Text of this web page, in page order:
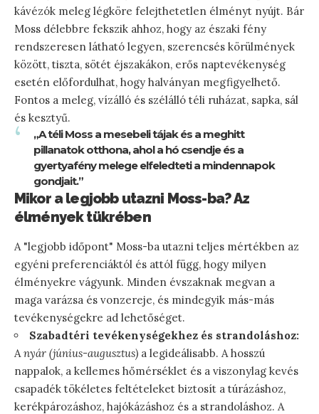
kávézók meleg légköre felejthetetlen élményt nyújt. Bár
Moss délebbre fekszik ahhoz, hogy az északi fény
rendszeresen látható legyen, szerencsés körülmények
között, tiszta, sötét éjszakákon, erős naptevékenység
esetén előfordulhat, hogy halványan megfigyelhető.
Fontos a meleg, vízálló és szélálló téli ruházat, sapka, sál
és kesztyű.
„A téli Moss a mesebeli tájak és a meghitt
pillanatok otthona, ahol a hó csendje és a
gyertyafény melege elfeledteti a mindennapok
gondjait.”
Mikor a legjobb utazni Moss-ba? Az
élmények tükrében
A "legjobb időpont" Moss-ba utazni teljes mértékben az
egyéni preferenciáktól és attól függ, hogy milyen
élményekre vágyunk. Minden évszaknak megvan a
maga varázsa és vonzereje, és mindegyik más-más
tevékenységekre ad lehetőséget.
Szabadtéri tevékenységekhez és strandoláshoz:
A nyár (június-augusztus) a legideálisabb. A hosszú
nappalok, a kellemes hőmérséklet és a viszonylag kevés
csapadék tökéletes feltételeket biztosít a túrázáshoz,
kerékpározáshoz, hajókázáshoz és a strandoláshoz. A